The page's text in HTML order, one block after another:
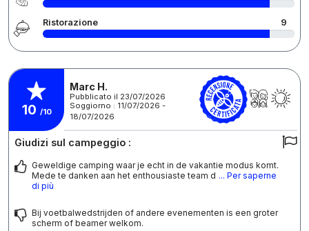
Ristorazione 9
10 /10
Marc H.
Pubblicato il 23/07/2026
Soggiorno : 11/07/2026 -
18/07/2026
Giudizi sul campeggio :
Geweldige camping waar je echt in de vakantie modus komt.
Mede te danken aan het enthousiaste team d ... Per saperne
di più
Bij voetbalwedstrijden of andere evenementen is een groter
scherm of beamer welkom.